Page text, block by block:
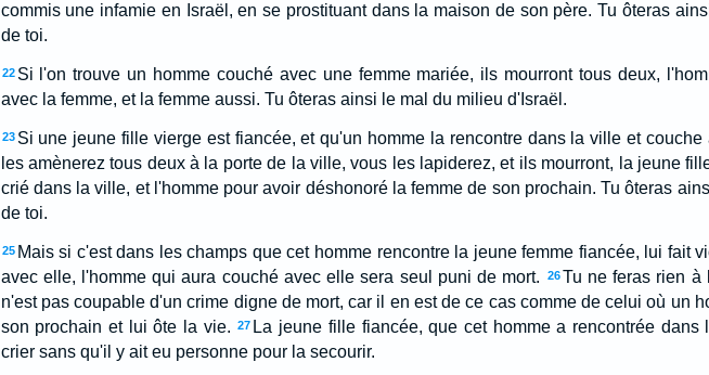
commis une infamie en Israël, en se prostituant dans la maison de son père. Tu ôteras
de toi.
22 Si l'on trouve un homme couché avec une femme mariée, ils mourront tous deux,
avec la femme, et la femme aussi. Tu ôteras ainsi le mal du milieu d'Israël.
23 Si une jeune fille vierge est fiancée, et qu'un homme la rencontre dans la ville et couche
les amènerez tous deux à la porte de la ville, vous les lapiderez, et ils mourront, la jeune
crié dans la ville, et l'homme pour avoir déshonoré la femme de son prochain. Tu ôteras
de toi.
25 Mais si c'est dans les champs que cet homme rencontre la jeune femme fiancée, lui fait
avec elle, l'homme qui aura couché avec elle sera seul puni de mort.
26Tu ne feras rien
n'est pas coupable d'un crime digne de mort, car il en est de ce cas comme de celui où un
son prochain et lui ôte la vie.
27 La jeune fille fiancée, que cet homme a rencontrée dans
crier sans qu'il y ait eu personne pour la secourir.